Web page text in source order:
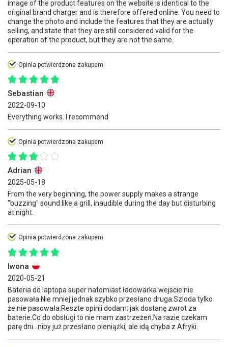
image of the product features on the website is identical to the
original brand charger and is therefore offered online. You need to
change the photo and include the features that they are actually
selling, and state that they are still considered valid for the
operation of the product, but they are not the same.
Opinia potwierdzona zakupem
Sebastian
2022-09-10
Everything works. I recommend
Opinia potwierdzona zakupem
Adrian
2025-05-18
From the very beginning, the power supply makes a strange
"buzzing" sound like a grill, inaudible during the day but disturbing
at night.
Opinia potwierdzona zakupem
Iwona
2020-05-21
Bateria do laptopa super natomiast ładowarka wejscie nie
pasowała.Nie mniej jednak szybko przesłano druga.Szloda tylko
że nie pasowała.Reszte opinii dodam; jak dostanę zwrot za
baterie.Co do obsługi to nie mam zastrzeżeń.Na razie czekam
parę dni...niby już przesłano pieniążki, ale idą chyba z Afryki.